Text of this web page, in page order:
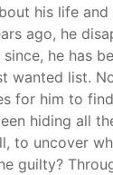
his life
ago, he
he has
wanted list.
for him to
hiding all
to uncover
guilty?